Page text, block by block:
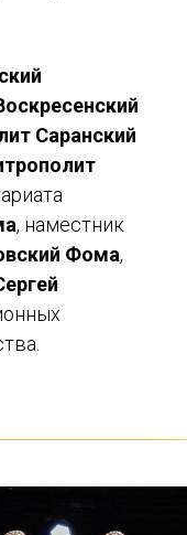
Саранский
, наместник
Фома,